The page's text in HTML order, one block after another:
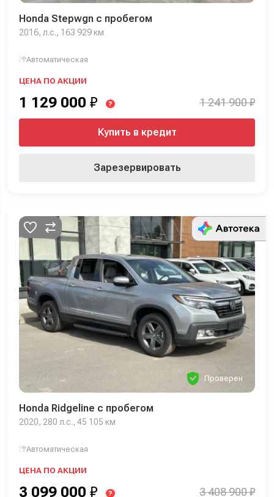
Honda Stepwgn с пробегом
2016, л.с., 163 929 км
Автоматическая
ЦЕНА ПО АКЦИИ
1 129 000 ₽ ? 1 241 900 ₽
Купить в кредит
Зарезервировать
Проверен
Honda Ridgeline с пробегом
2020, 280 л.с., 45 105 км
Автоматическая
ЦЕНА ПО АКЦИИ
3 099 000 ₽ ? 3 408 900 ₽